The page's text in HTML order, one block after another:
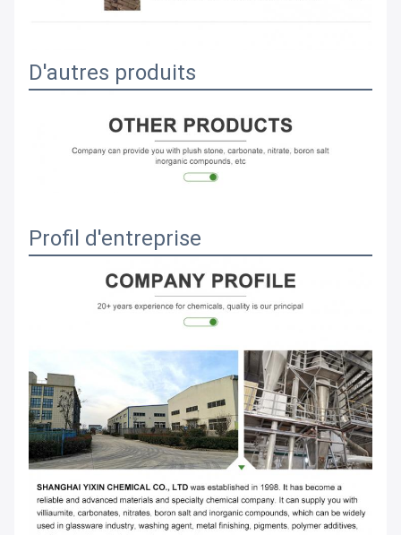
D'autres produits
Profil d'entreprise